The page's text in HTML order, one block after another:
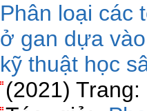
Phân loại các
ở gan dựa
kỹ thuật học
(2021) Trang: